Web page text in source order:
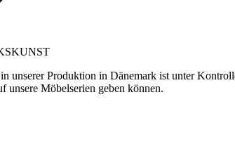
unserer Produktion in Dänemark ist unter
unsere Möbelserien geben können.